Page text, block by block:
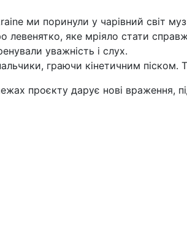
ми поринули у чарівний світ
левенятко, яке мріяло стати
уважність і слух.
граючи кінетичним піском.
проєкту дарує нові враження,